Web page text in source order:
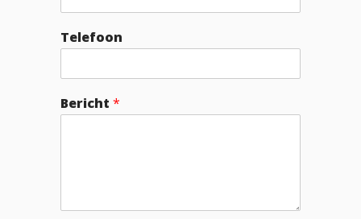
Telefoon
Bericht *